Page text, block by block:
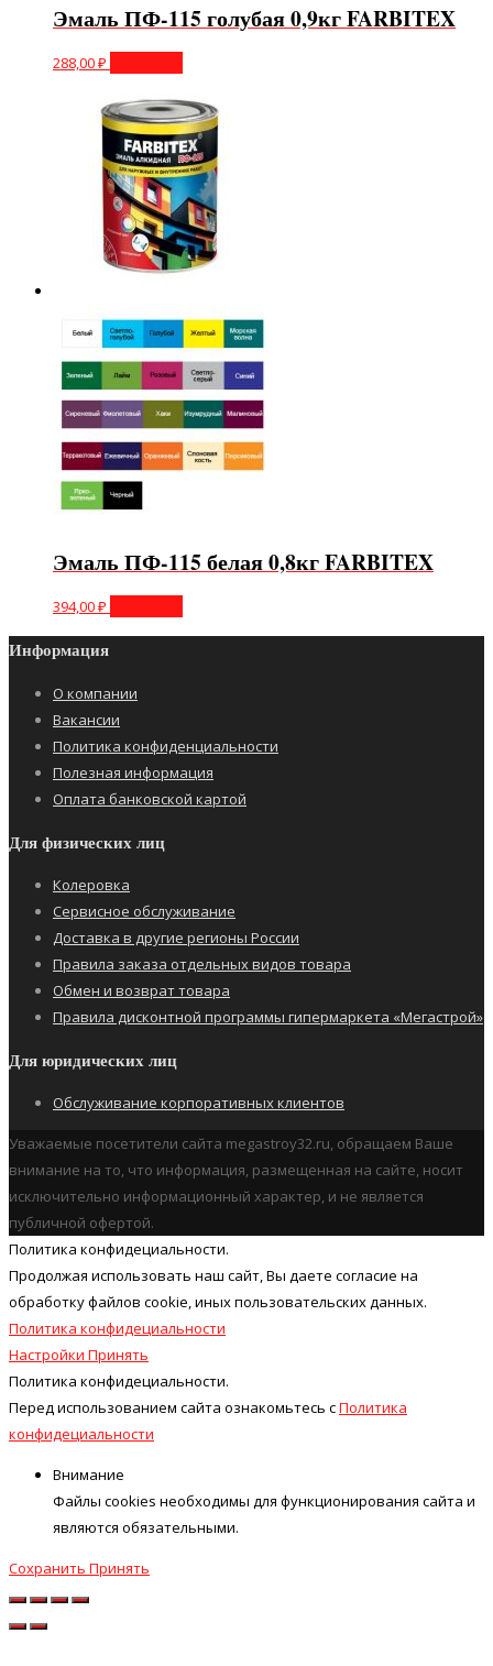
Эмаль ПФ-115 голубая 0,9кг FARBITEX
288,00₽
Эмаль ПФ-115 белая 0,8кг FARBITEX
394,00₽
Информация
О компании
Вакансии
Политика конфиденциальности
Полезная информация
Оплата банковской картой
Для физических лиц
Колеровка
Сервисное обслуживание
Доставка в другие регионы России
Правила заказа отдельных видов товара
Обмен и возврат товара
Правила дисконтной программы гипермаркета «Мегастрой»
Для юридических лиц
Обслуживание корпоративных клиентов
Уважаемые посетители сайта megastroy32.ru, обращаем Ваше
внимание на то, что информация, размещенная на сайте, носит
исключительно информационный характер, и не является
публичной офертой.
Политика конфидециальности.
Продолжая использовать наш cайт, Вы даете согласие на
обработку файлов cookie, иных пользовательских данных.
Политика конфидециальности
Настройки Принять
Политика конфидециальности.
Перед использованием сайта ознакомьтесь сПолитика
конфидециальности
Внимание
Файлы cookies необходимы для функционирования сайта и
являются обязательными.
Сохранить Принять